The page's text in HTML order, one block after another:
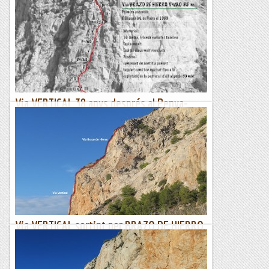
L'avenc del penya-segat de la Falconera és una cavitat
singular. L'exploració d'aquest avenc està a mig camí entre
l'espeleologia i el barranquisme perquè...
Blog de muntanya
Via VERTICAL 38 anys després al Penya-
Segat de la Falconera. El Garraf
Dimarts 6 de desembre de 2022Fa trenta quatre anys que
no habia tornat a escalar aquesta via. El Penyó de Garraf com
l'anomenabem, era un lloc recorrent molt a prop de...
El col·leccionista de vies
Via VERTICAL sortint per BRAZO DE HIERRO.
LA FALCONERA. GARRAF
3/12/22. Avui fem una matinal al Garraf. Farem la via vertical